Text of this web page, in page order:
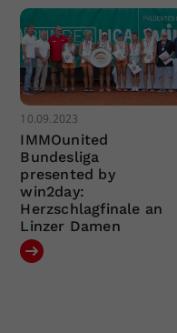
10.09.2023
IMMOunited
Bundesliga
presented by
win2day:
Herzschlagfinale an
Linzer Damen